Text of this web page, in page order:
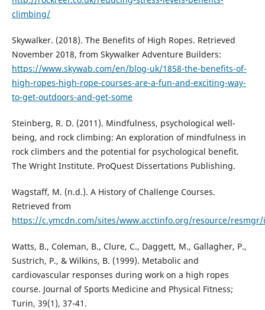
climbing/
Skywalker. (2018). The Benefits of High Ropes. Retrieved
November 2018, from Skywalker Adventure Builders:
https://www.skywab.com/en/blog-uk/1858-the-benefits-of-
high-ropes-high-rope-courses-are-a-fun-and-exciting-way-
to-get-outdoors-and-get-some
Steinberg, R. D. (2011). Mindfulness, psychological well-
being, and rock climbing: An exploration of mindfulness in
rock climbers and the potential for psychological benefit.
The Wright Institute. ProQuest Dissertations Publishing.
Wagstaff, M. (n.d.). A History of Challenge Courses.
Retrieved from
https://c.ymcdn.com/sites/www.acctinfo.org/resource/
Watts, B., Coleman, B., Clure, C., Daggett, M., Gallagher, P.,
Sustrich, P., & Wilkins, B. (1999). Metabolic and
cardiovascular responses during work on a high ropes
course. Journal of Sports Medicine and Physical Fitness;
Turin, 39(1), 37-41.